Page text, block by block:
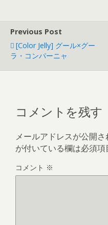
b
o
o
k
Previous Post
[Color Jelly] グール×グー
ラ・コンパーニャ
コメントを残す
メールアドレスが公開さ
が付いている欄は必須項
コメント ※